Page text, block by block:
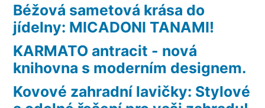
Béžová sametová krása do
jídelny: MICADONI TANAMI!
KARMATO antracit - nová
knihovna s moderním designem.
Kovové zahradní lavičky: Stylové